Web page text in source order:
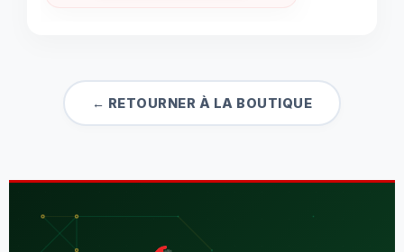
← RETOURNER À LA BOUTIQUE